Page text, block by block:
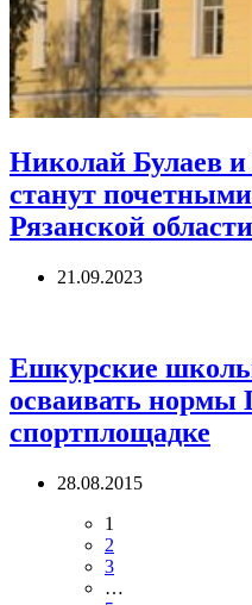
Николай Булаев
станут
Рязанской области
21.09.2023
Ешкурские
осваивать нормы
спортплощадке
28.08.2015
1
2
3
…